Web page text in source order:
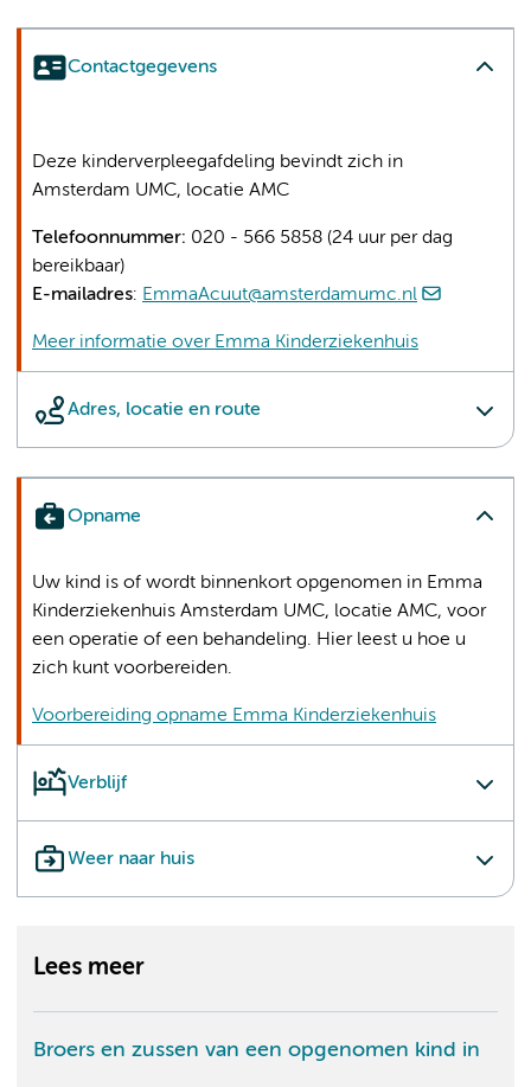
Contactgegevens
Adres, locatie en route
Deze kinderverpleegafdeling bevindt zich in
Amsterdam UMC, locatie AMC
Telefoonnummer: 020 - 566 5858 (24 uur per dag
bereikbaar)
E-mailadres: EmmaAcuut@amsterdamumc.nl
Meer informatie over Emma Kinderziekenhuis
Opname
Verblijf
Weer naar huis
Uw kind is of wordt binnenkort opgenomen in Emma
Kinderziekenhuis Amsterdam UMC, locatie AMC, voor
een operatie of een behandeling. Hier leest u hoe u
zich kunt voorbereiden.
Voorbereiding opname Emma Kinderziekenhuis
Lees meer
Broers en zussen van een opgenomen kind in